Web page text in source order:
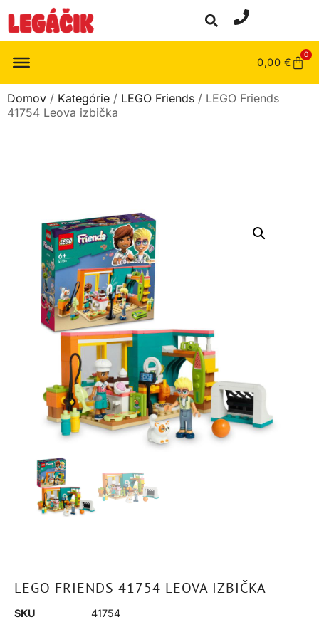
0,00 €
0
Domov / Kategórie / LEGO Friends / LEGO Friends
41754 Leova izbička
LEGO FRIENDS 41754 LEOVA IZBIČKA
SKU
41754